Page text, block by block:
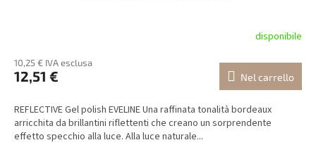
disponibile
10,25 € IVA esclusa
12,51 € Nel carrello
REFLECTIVE Gel polish EVELINE Una raffinata tonalità bordeaux
arricchita da brillantini riflettenti che creano un sorprendente
effetto specchio alla luce. Alla luce naturale...